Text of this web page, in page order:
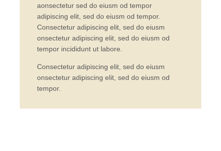
aonsectetur sed do eiusm od tempor
adipiscing elit, sed do eiusm od tempor.
Consectetur adipiscing elit, sed do eiusm
onsectetur adipiscing elit, sed do eiusm od
tempor incididunt ut labore.
Consectetur adipiscing elit, sed do eiusm
onsectetur adipiscing elit, sed do eiusm od
tempor.